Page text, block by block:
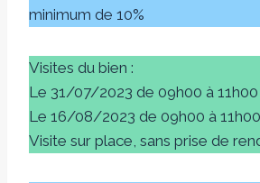
minimum de 10%
Visites du bien :
Le 31/07/2023 de 09h00 à 11h00
Le 16/08/2023 de 09h00 à 11h00
Visite sur place, sans prise de